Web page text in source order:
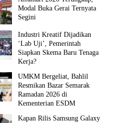
Modal Buka Gerai Ternyata
Segini
Industri Kreatif Dijadikan
‘Lab Uji’, Pemerintah
Siapkan Skema Baru Tenaga
Kerja?
UMKM Bergeliat, Bahlil
Resmikan Bazar Semarak
Ramadan 2026 di
Kementerian ESDM
Kapan Rilis Samsung Galaxy